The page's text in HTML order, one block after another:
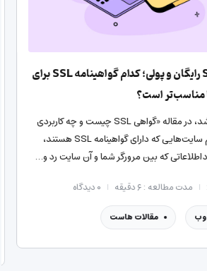
ارزان و هاست وردپرس
سیستم مدیریت محتواست و بیش از
نیمی از سایت‌های موجود در اینترنت با این CMS ساخته
هاستینگ‌های معتبر، سرویسی
۰دیدگاه